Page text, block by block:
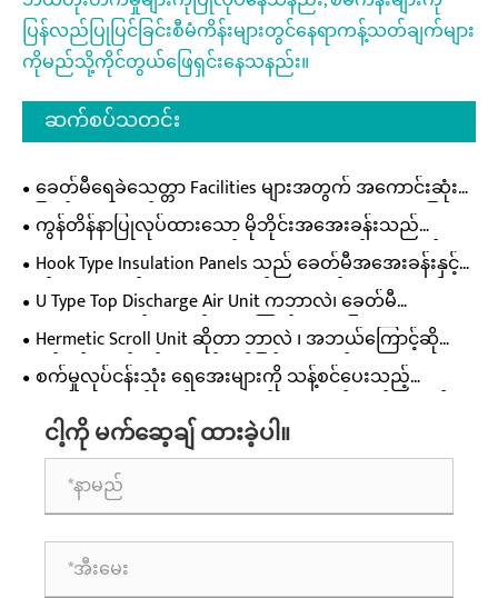
ပြန်လည်ပြုပြင်ခြင်းစီမံကိန်းများတွင်နေရာကန့်သတ်ချက်များ
ကိုမည်သို့ကိုင်တွယ်ဖြေရှင်းနေသနည်း။
ဆက်စပ်သတင်း
ခေတ်မီရေခဲသေတ္တာ Facilities များအတွက် အကောင်းဆုံး
ဖြေရှင်းချက်သည် Manual Sliding Cold Storage Door ဖြစ်
ပါသည်။
ကွန်တိန်နာပြုလုပ်ထားသော မိုဘိုင်းအအေးခန်းသည်
Flexible Refrigeration လိုအပ်ချက်များအတွက် အကောင်းဆုံး
ဖြေရှင်းချက်ဖြစ်သည်။
Hook Type Insulation Panels သည် ခေတ်မီအအေးခန်းနှင့်
စက်မှုအဆောက်အအုံများအတွက် အကောင်းဆုံးရွေးချယ်မှု
ဖြစ်စေသည်
U Type Top Discharge Air Unit ကဘာလဲ၊ ခေတ်မီ
ရေခဲသေတ္တာစနစ်အတွက် ဘာကြောင့်အရေးကြီးတာလဲ။
Hermetic Scroll Unit ဆိုတာ ဘာလဲ ၊ အဘယ်ကြောင့်ဆို
သော် ၎င်းသည် စွမ်းဆောင်ရည်မြင့် HVAC နှင့် ရေခဲသေတ္တာ
စနစ်များအတွက် အဆုံးစွန်သော ဖြေရှင်းချက်ဖြစ်သည် ။
စက်မှုလုပ်ငန်းသုံး ရေအေးများကို သန့်စင်ပေးသည့်
ရည်ကို ပိုမိုကောင်းမွန်စေပြီး လည်ပတ်မှုကုန်ကျစရိတ်များကို
မည်ကဲ့သို့ လျှော့ချနိုင်မည်နည်း။
ငါ့ကို မက်ဆေ့ချ် ထားခဲ့ပါ။